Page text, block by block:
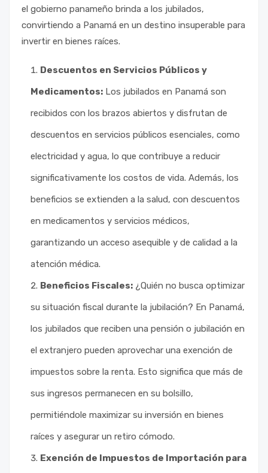
el gobierno panameño brinda a los jubilados,
convirtiendo a Panamá en un destino insuperable para
invertir en bienes raíces.
Descuentos en Servicios Públicos y
Medicamentos: Los jubilados en Panamá son
recibidos con los brazos abiertos y disfrutan de
descuentos en servicios públicos esenciales, como
electricidad y agua, lo que contribuye a reducir
significativamente los costos de vida. Además, los
beneficios se extienden a la salud, con descuentos
en medicamentos y servicios médicos,
garantizando un acceso asequible y de calidad a la
atención médica.
Beneficios Fiscales: ¿Quién no busca optimizar
su situación fiscal durante la jubilación? En Panamá,
los jubilados que reciben una pensión o jubilación en
el extranjero pueden aprovechar una exención de
impuestos sobre la renta. Esto significa que más de
sus ingresos permanecen en su bolsillo,
permitiéndole maximizar su inversión en bienes
raíces y asegurar un retiro cómodo.
Exención de Impuestos de Importación para